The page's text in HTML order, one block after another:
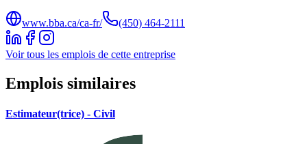
www.bba.ca/ca-fr/ (450) 464-2111
Voir tous les emplois de cette entreprise
Emplois similaires
Estimateur(trice) - Civil